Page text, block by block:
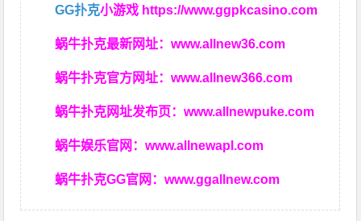
GG扑克小游戏 https://www.ggpkcasino.com
蜗牛扑克最新网址：www.allnew36.com
蜗牛扑克官方网址：www.allnew366.com
蜗牛扑克网址发布页：www.allnewpuke.com
蜗牛娱乐官网：www.allnewapl.com
蜗牛扑克GG官网：www.ggallnew.com